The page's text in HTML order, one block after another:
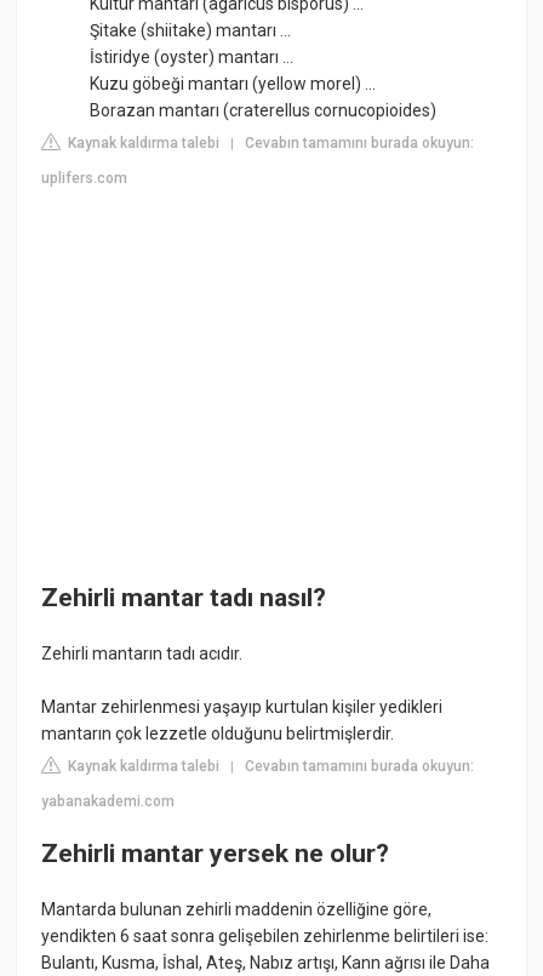
Kültür mantarı (agaricus bisporus) ...
Şitake (shiitake) mantarı ...
İstiridye (oyster) mantarı ...
Kuzu göbeği mantarı (yellow morel) ...
Borazan mantarı (craterellus cornucopioides)
Kaynak kaldırma talebi |Cevabın tamamını burada okuyun:
uplifers.com
Zehirli mantar tadı nasıl?
Zehirli mantarın tadı acıdır.
Mantar zehirlenmesi yaşayıp kurtulan kişiler yedikleri
mantarın çok lezzetle olduğunu belirtmişlerdir.
Kaynak kaldırma talebi |Cevabın tamamını burada okuyun:
yabanakademi.com
Zehirli mantar yersek ne olur?
Mantarda bulunan zehirli maddenin özelliğine göre,
yendikten 6 saat sonra gelişebilen zehirlenme belirtileri ise:
Bulantı, Kusma, İshal, Ateş, Nabız artışı, Kann ağrısı ile Daha